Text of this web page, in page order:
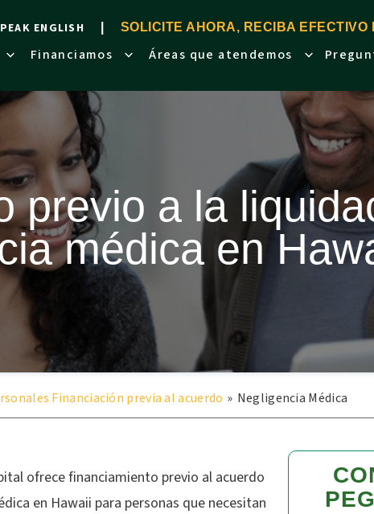
ENGLISH SOLICITE AHORA, RECIBA EFECTIVO
Financiamos Áreas que atendemos
previo a la
médica en
Financiación previa al acuerdo » Negligencia Médica
ofrece financiamiento previo al acuerdo
en Hawaii para personas que necesitan